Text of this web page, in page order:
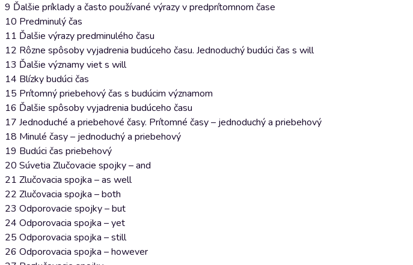
9 Ďalšie príklady a často používané výrazy v predprítomnom čase
10 Predminulý čas
11 Ďalšie výrazy predminulého času
12 Rôzne spôsoby vyjadrenia budúceho času. Jednoduchý budúci čas s will
13 Ďalšie významy viet s will
14 Blízky budúci čas
15 Prítomný priebehový čas s budúcim významom
16 Ďalšie spôsoby vyjadrenia budúceho času
17 Jednoduché a priebehové časy. Prítomné časy – jednoduchý a priebehový
18 Minulé časy – jednoduchý a priebehový
19 Budúci čas priebehový
20 Súvetia Zlučovacie spojky – and
21 Zlučovacia spojka – as well
22 Zlučovacia spojka – both
23 Odporovacie spojky – but
24 Odporovacia spojka – yet
25 Odporovacia spojka – still
26 Odporovacia spojka – however